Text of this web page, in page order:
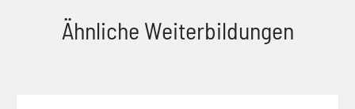
Ähnliche Weiterbildungen